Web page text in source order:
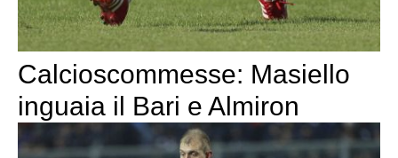
Calcioscommesse: Masiello
inguaia il Bari e Almiron